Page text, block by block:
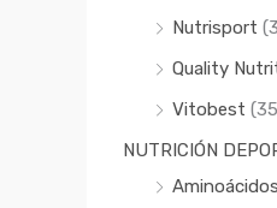
Nutrisport
Quality
Vitobest
NUTRICIÓN